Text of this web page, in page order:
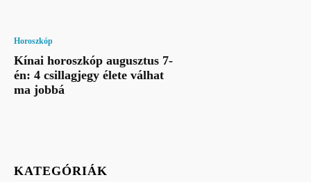
Horoszkóp
Kínai horoszkóp augusztus 7-
én: 4 csillagjegy élete válhat
ma jobbá
KATEGÓRIÁK